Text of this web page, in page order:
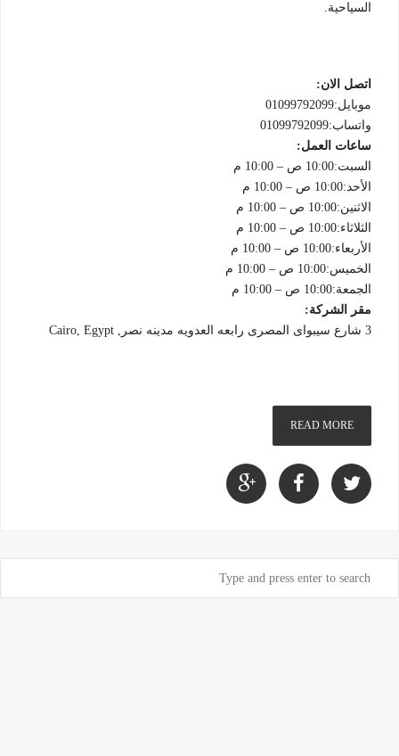
السياحية.
اتصل الان:
موبايل:01099792099
واتساب:01099792099
ساعات العمل:
السبت:10:00 ص – 10:00 م
الأحد:10:00 ص – 10:00 م
الاثنين:10:00 ص – 10:00 م
الثلاثاء:10:00 ص – 10:00 م
الأربعاء:10:00 ص – 10:00 م
الخميس:10:00 ص – 10:00 م
الجمعة:10:00 ص – 10:00 م
مقر الشركة:
3 شارع سيبواى المصرى رابعه العدويه مدينه نصر, Cairo, Egypt
READ MORE